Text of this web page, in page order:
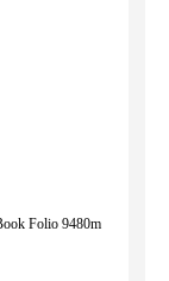
Folio 9480m